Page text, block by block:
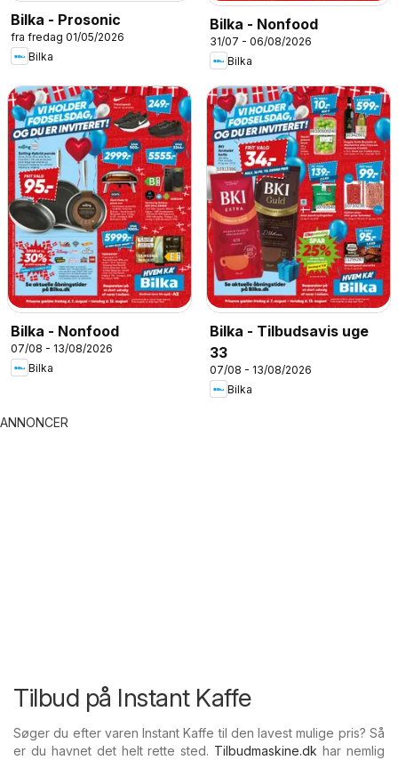
Bilka - Prosonic
fra fredag 01/05/2026
Bilka
Bilka - Nonfood
31/07 - 06/08/2026
Bilka
Bilka - Nonfood
07/08 - 13/08/2026
Bilka
Bilka - Tilbudsavis uge
33
07/08 - 13/08/2026
Bilka
ANNONCER
Tilbud på Instant Kaffe
Søger du efter varen Instant Kaffe til den lavest mulige pris? Så
er du havnet det helt rette sted. Tilbudmaskine.dk har nemlig